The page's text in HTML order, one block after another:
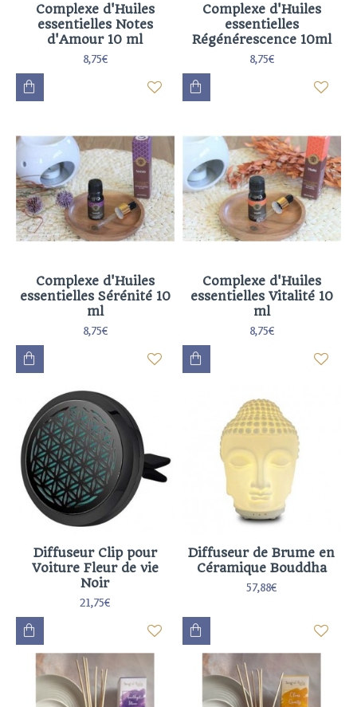
Complexe d'Huiles
essentielles Notes
d'Amour 10 ml
8,75€
Complexe d'Huiles
essentielles
Régénérescence 10ml
8,75€
Complexe d'Huiles
essentielles Sérénité 10
ml
8,75€
Complexe d'Huiles
essentielles Vitalité 10
ml
8,75€
Diffuseur Clip pour
Voiture Fleur de vie
Noir
21,75€
Diffuseur de Brume en
Céramique Bouddha
57,88€